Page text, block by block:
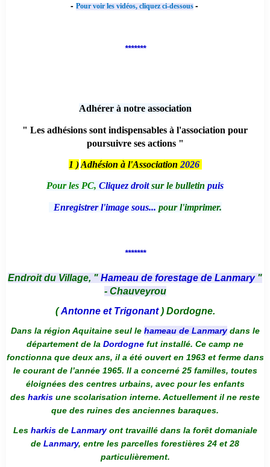
- Pour voir les vidéos, cliquez ci-dessous -
*******
Adhérer à notre association
" Les adhésions sont indispensables à l'association pour
poursuivre ses actions "
1 ) Adhésion à l'Association 2026
Pour les PC, Cliquez droitsur le bulletin puis
Enregistrer l'image sous... pour l'imprimer.
*******
Endroit du Village, " Hameau de forestage de Lanmary "
- Chauveyrou
(Antonne et Trigonant) Dordogne.
Dans la région Aquitaine seul le hameau de Lanmarydans le
département de la Dordogne fut installé. Ce camp ne
fonctionna que deux ans, il a été ouvert en 1963 et ferme dans
le courant de l’année 1965. Il a concerné 25 familles, toutes
éloignées des centres urbains, avec pour les enfants
des harkis une scolarisation interne. Actuellement il ne reste
que des ruines des anciennes baraques.
Les harkis de Lanmaryont travaillé dans la forêt domaniale
de Lanmary, entre les parcelles forestières 24 et 28
particulièrement.